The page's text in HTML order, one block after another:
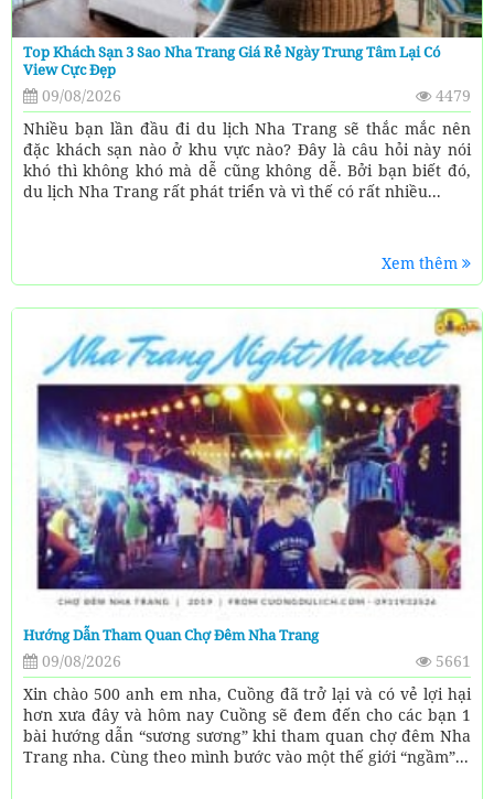
Top Khách Sạn 3 Sao Nha Trang Giá Rẻ Ngày Trung Tâm Lại Có
View Cực Đẹp
09/08/2026
4479
Nhiều bạn lần đầu đi du lịch Nha Trang sẽ thắc mắc nên
đặc khách sạn nào ở khu vực nào? Đây là câu hỏi này nói
khó thì không khó mà dễ cũng không dễ. Bởi bạn biết đó,
du lịch Nha Trang rất phát triển và vì thế có rất nhiều...
Xem thêm
Hướng Dẫn Tham Quan Chợ Đêm Nha Trang
09/08/2026
5661
Xin chào 500 anh em nha, Cuồng đã trở lại và có vẻ lợi hại
hơn xưa đây và hôm nay Cuồng sẽ đem đến cho các bạn 1
bài hướng dẫn “sương sương” khi tham quan chợ đêm Nha
Trang nha. Cùng theo mình bước vào một thế giới “ngầm”...